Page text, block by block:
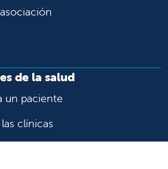
de la salud
un paciente
clínicas